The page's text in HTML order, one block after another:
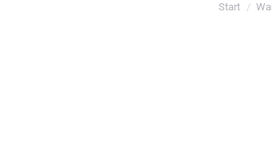
Sie
Start